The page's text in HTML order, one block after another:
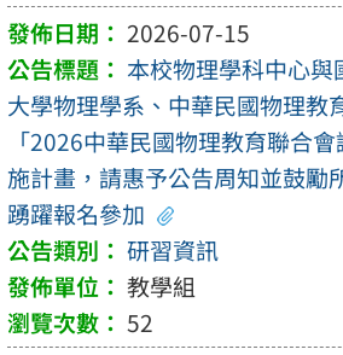
2026-07-15
本校物理學科中心
大學物理學系、中華民國物理教
「2026中華民國物理教育聯合
施計畫，請惠予公告周知並鼓勵
踴躍報名參加
研習資訊
教學組
52